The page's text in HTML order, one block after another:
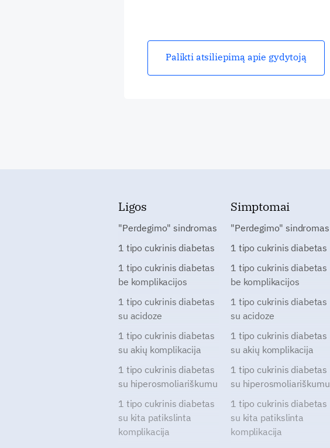
Palikti atsiliepimą apie gydytoją
Ligos
"Perdegimo" sindromas
1 tipo cukrinis diabetas
1 tipo cukrinis diabetas
be komplikacijos
1 tipo cukrinis diabetas
su acidoze
1 tipo cukrinis diabetas
su akių komplikacija
1 tipo cukrinis diabetas
su hiperosmoliariškumu
1 tipo cukrinis diabetas
su kita patikslinta
komplikacija
Simptomai
"Perdegimo" sindromas
1 tipo cukrinis diabetas
1 tipo cukrinis diabetas
be komplikacijos
1 tipo cukrinis diabetas
su acidoze
1 tipo cukrinis diabetas
su akių komplikacija
1 tipo cukrinis diabetas
su hiperosmoliariškumu
1 tipo cukrinis diabetas
su kita patikslinta
komplikacija